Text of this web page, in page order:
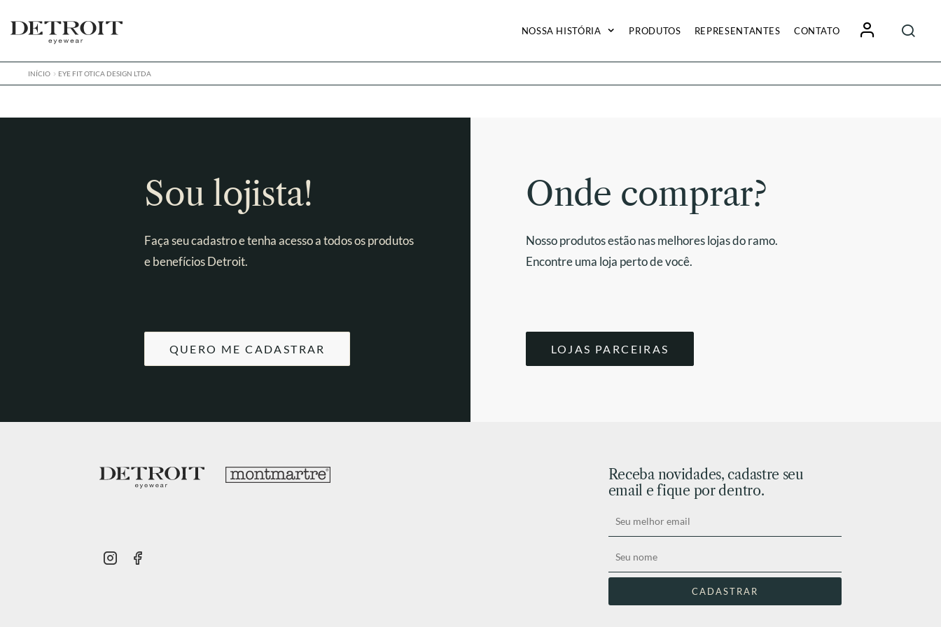
navegação
o
conteúdo
NOSSA HISTÓRIA PRODUTOS REPRESENTANTES CONTATO
por:
INÍCIO EYE FIT OTICA DESIGN LTDA
Sou lojista!
Faça seu cadastro e tenha acesso a todos os produtos
e benefícios Detroit.
QUERO ME CADASTRAR
Onde comprar?
Nosso produtos estão nas melhores lojas do ramo.
Encontre uma loja perto de você.
LOJAS PARCEIRAS
Receba novidades, cadastre seu
email e fique por dentro.